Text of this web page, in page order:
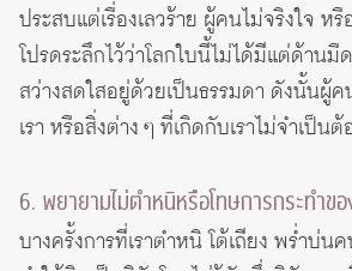
ประสบแต่เรื่องเลวร้าย ผู้คนไม่จริงใจ ห
โปรดระลึกไว้ว่าโลกใบนี้ไม่ได้มีแต่ด้าน
สว่างสดใสอยู่ด้วยเป็นธรรมดา ดังนั้นผู้
เรา หรือสิ่งต่าง ๆ ที่เกิดกับเราไม่จำเป็น
6. พยายามไม่ตำหนิหรือโทษการกระทำข
บางครั้งการที่เราตำหนิ โต้เถียง พร่ำบ่น